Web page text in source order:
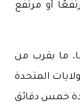
أو مرتفع
ما يقرب من
المتحدة
خمس دقائق